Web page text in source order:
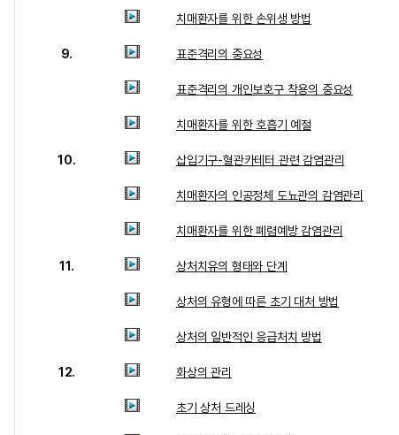
치매환자를 위한 손위생 방법
9. 표준격리의 중요성
표준격리의 개인보호구 착용의 중요성
치매환자를 위한 호흡기 예절
10. 삽입기구-혈관카테터 관련 감염관리
치매환자의 인공정체 도뇨관의 감염관리
치매환자를 위한 폐렴예방 감염관리
11. 상처치유의 형태와 단계
상처의 유형에 따른 초기 대처 방법
상처의 일반적인 응급처치 방법
12. 화상의 관리
초기 상처 드레싱